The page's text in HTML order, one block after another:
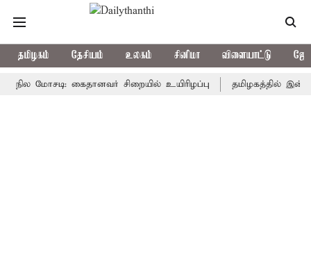
தமிழகம் தேசியம் உலகம் சினிமா விளையாட்டு
கைதானவர் சிறையில் உயிரிழப்பு தமிழகத்தில் இன்று